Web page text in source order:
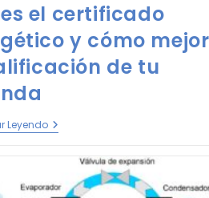
el certificado
y cómo
de tu
Leyendo